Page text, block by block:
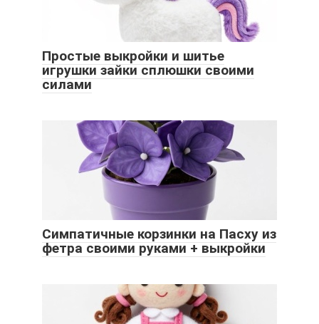
Простые выкройки и шитье
игрушки зайки сплюшки своими
силами
Симпатичные корзинки на Пасху из
фетра своими руками + выкройки